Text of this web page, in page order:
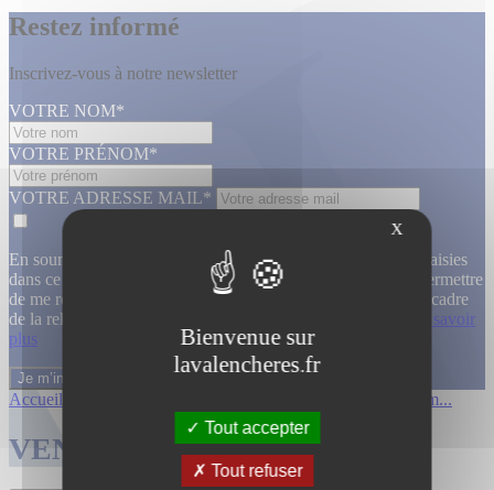
Restez informé
Inscrivez-vous à notre newsletter
VOTRE NOM*
VOTRE PRÉNOM*
VOTRE ADRESSE MAIL*
En soumettant ce formulaire, j’accepte que les informations saisies
dans ce formulaire soient utilisées, exploitées, traitées pour permettre
de me recontacter, pour m’envoyer des informations, dans le cadre
de la relation commerciale qui découle de cette demande.
En savoir
plus
Accueil Collection de m...
VENTES TERMINÉES
X
Bienvenue sur
lavalencheres.fr
Tout accepter
Tout refuser